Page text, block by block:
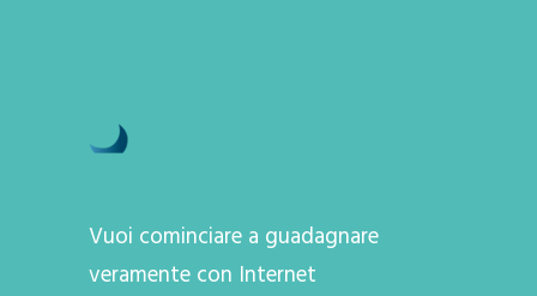
Vuoi cominciare a guadagnare
veramente con Internet